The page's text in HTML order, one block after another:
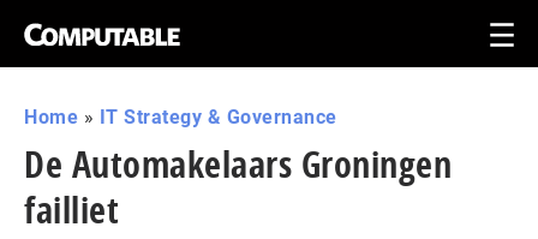
Home » IT Strategy & Governance
De Automakelaars Groningen
failliet